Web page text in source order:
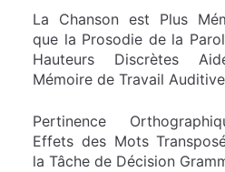
La Chanson est Plus
que la Prosodie de la
Hauteurs Discrètes
Mémoire de Travail Auditive
Pertinence
Effets des Mots
la Tâche de Décision